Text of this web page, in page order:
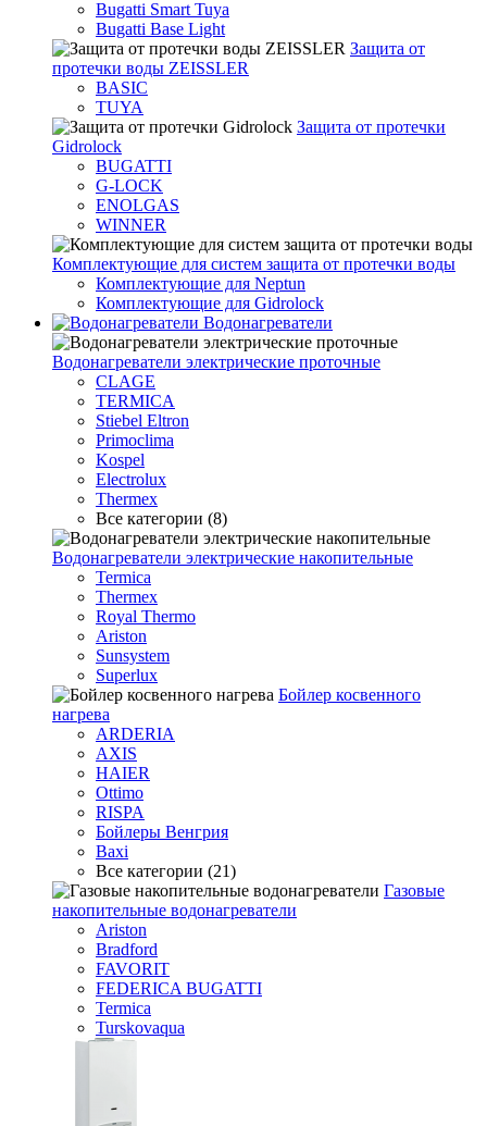
Bugatti Smart Tuya
Bugatti Base Light
Защита от
протечки воды ZEISSLER
BASIC
TUYA
Защита от протечки
Gidrolock
BUGATTI
G-LOCK
ENOLGAS
WINNER
Комплектующие для систем защита от протечки воды
Комплектующие для Neptun
Комплектующие для Gidrolock
Водонагреватели
Водонагреватeли электрические проточные
CLAGE
TERMICA
Stiebel Eltron
Primoclima
Kospel
Electrolux
Thermex
Все категории (8)
Водонагреватели электрические накопительные
Termica
Thermex
Royal Thermo
Ariston
Sunsystem
Superlux
Бойлер косвенного
нагрева
ARDERIA
AXIS
HAIER
Ottimo
RISPA
Бойлеры Венгрия
Baxi
Все категории (21)
Газовые
накопительные водонагреватели
Ariston
Bradford
FAVORIT
FEDERICA BUGATTI
Termica
Turskovaqua